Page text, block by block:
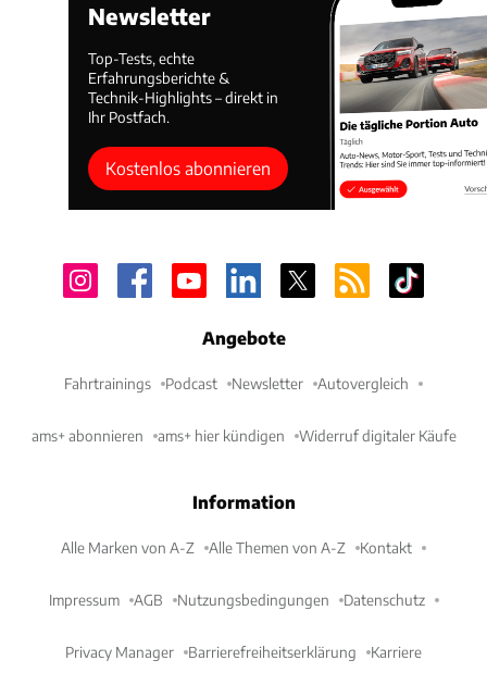
Newsletter
Top-Tests, echte
Erfahrungsberichte &
Technik-Highlights – direkt in
Ihr Postfach.
Kostenlos abonnieren
Angebote
Fahrtrainings Podcast Newsletter Autovergleich
ams+ abonnieren ams+ hier kündigen Widerruf digitaler Käufe
Information
Alle Marken von A-Z Alle Themen von A-Z Kontakt
Impressum AGB Nutzungsbedingungen Datenschutz
Privacy Manager Barrierefreiheitserklärung Karriere